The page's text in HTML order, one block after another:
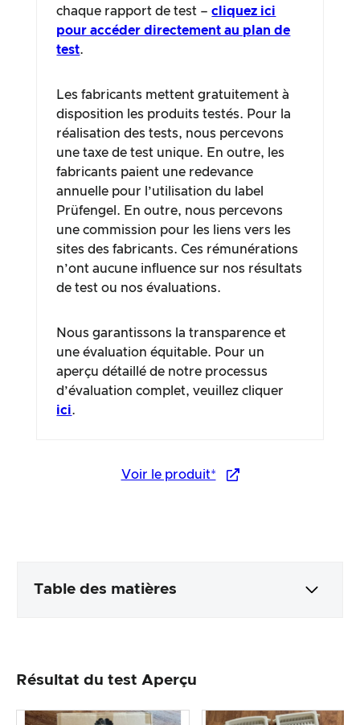
chaque rapport de test –cliquez ici
pour accéder directement au plan de
test.
Les fabricants mettent gratuitement à
disposition les produits testés. Pour la
réalisation des tests, nous percevons
une taxe de test unique. En outre, les
fabricants paient une redevance
annuelle pour l’utilisation du label
Prüfengel. En outre, nous percevons
une commission pour les liens vers les
sites des fabricants. Ces rémunérations
n’ont aucune influence sur nos résultats
de test ou nos évaluations.
Nous garantissons la transparence et
une évaluation équitable. Pour un
aperçu détaillé de notre processus
d’évaluation complet, veuillez cliquer
ici.
Voir le produit*
Table des matières
Traitement des produits & apparence
Résultat du test Aperçu